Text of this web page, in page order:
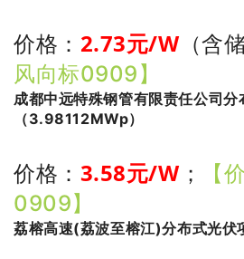
价格： 2.73元/W （含
风向标0909】
成都中远特殊钢管有限责任公司分
（3.98112MWp）
价格： 3.58元/W ；
【
0909】
荔榕高速(荔波至榕江)分布式光伏